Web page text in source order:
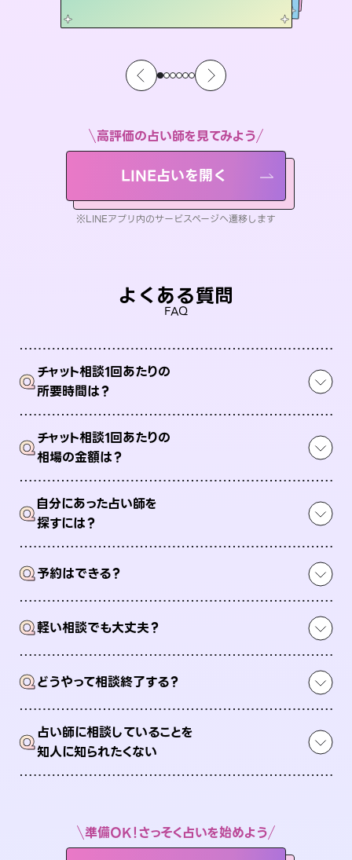
高評価の占い師を見てみよう
LINE占いを開く
※LINEアプリ内のサービスページへ遷移します
よくある質問
FAQ
Qチャット相談1回あたりの
所要時間は？
Qチャット相談1回あたりの
相場の金額は？
Q自分にあった占い師を
探すには？
Q予約はできる？
Q軽い相談でも大丈夫？
Qどうやって相談終了する？
Q占い師に相談していることを
知人に知られたくない
準備OK！さっそく占いを始めよう